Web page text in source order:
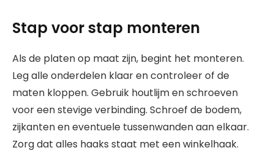
Stap voor stap monteren
Als de platen op maat zijn, begint het monteren.
Leg alle onderdelen klaar en controleer of de
maten kloppen. Gebruik houtlijm en schroeven
voor een stevige verbinding. Schroef de bodem,
zijkanten en eventuele tussenwanden aan elkaar.
Zorg dat alles haaks staat met een winkelhaak.